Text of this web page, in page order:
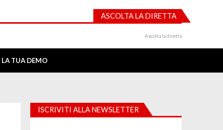
ASCOLTA LA DIRETTA
Ascolta la diretta
LA TUA DEMO
ISCRIVITI ALLA NEWSLETTER